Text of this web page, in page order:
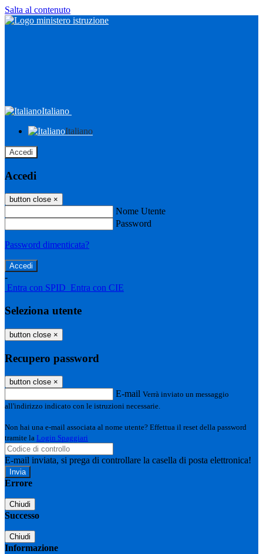
Salta al contenuto
Italiano
Italiano
Accedi
Accedi
button close ×
Nome Utente
Password
Password dimenticata?
-
Entra con SPID Entra con CIE
Seleziona utente
button close ×
Recupero password
button close ×
E-mail Verrà inviato un messaggio
all'indirizzo indicato con le istruzioni necessarie.
Non hai una e-mail associata al nome utente? Effettua il reset della password
tramite la Login Spaggiari
E-mail inviata, si prega di controllare la casella di posta elettronica!
Errore
Chiudi
Successo
Chiudi
Informazione